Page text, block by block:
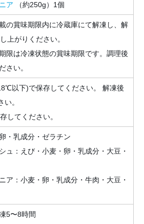
ア （約250g）1個
の賞味期限内に冷蔵庫にて解凍し、解
上がりください。
限は冷凍状態の賞味期限です。調理後
さい。
以下)で保存してください。 解凍後
。
してください。
・乳成分・ゼラチン
ュ：えび・小麦・卵・乳成分・大豆・
ア：小麦・卵・乳成分・牛肉・大豆・
5〜8時間